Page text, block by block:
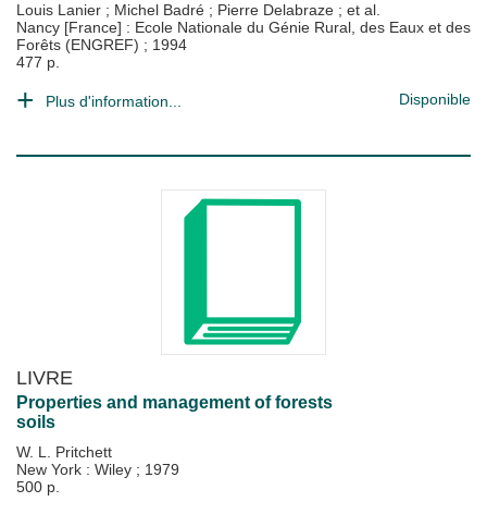
Louis Lanier ; Michel Badré ; Pierre Delabraze ; et al.
Nancy [France] : Ecole Nationale du Génie Rural, des Eaux et des
Forêts (ENGREF) ; 1994
477 p.
Plus d'information... Disponible
LIVRE
Properties and management of forests
soils
W. L. Pritchett
New York : Wiley ; 1979
500 p.